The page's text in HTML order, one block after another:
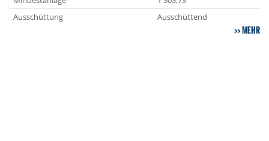
Ausschüttung
Ausschüttend
MEHR